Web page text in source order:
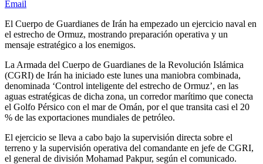
Email
El Cuerpo de Guardianes de Irán ha empezado un ejercicio naval en
el estrecho de Ormuz, mostrando preparación operativa y un
mensaje estratégico a los enemigos.
La Armada del Cuerpo de Guardianes de la Revolución Islámica
(CGRI) de Irán ha iniciado este lunes una maniobra combinada,
denominada ‘Control inteligente del estrecho de Ormuz’, en las
aguas estratégicas de dicha zona, un corredor marítimo que conecta
el Golfo Pérsico con el mar de Omán, por el que transita casi el 20
% de las exportaciones mundiales de petróleo.
El ejercicio se lleva a cabo bajo la supervisión directa sobre el
terreno y la supervisión operativa del comandante en jefe de CGRI,
el general de división Mohamad Pakpur, según el comunicado.